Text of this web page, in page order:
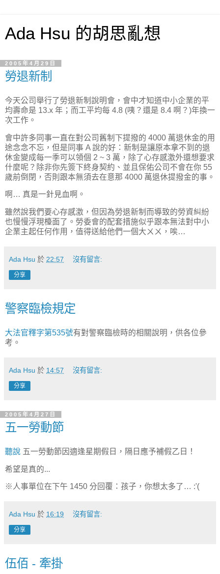
Ada Hsu 的胡思亂想
2005年4月29日
勞退新制
今天公司舉行了勞退新制說明會，會中才知道中小企業的平
均壽命是 13.x 年；而工平均每 4.8 (咦？還是 8.4 啊？)年換一
次工作。
會中許多同事一直在對公司舊制下提撥的 4000 萬退休金的用
途念念不忘，但是同事 A 說的好：新制是讓原本拿不到的退
休金變成每一季可以領個 2 ~ 3 萬，除了心存感激外還想要求
什麼呢？除非你先簽下終身契約、並且保佑公司不會在你 55
歲前倒閉，否則跟本無須去在意那 4000 萬退休提撥金的事。
啊… 真是一針見血啊。
雖然說我們要心存感激，但因為勞退新制而導致的勞資糾紛
也慢慢浮現檯面了。勞委會的配套措施似乎跟本無法對中小
企業主起任何作用，值得送給他們一個大ㄨㄨ，唉…
Ada Hsu 於 22:57 沒有留言:
分享
警察臨檢規定
大法官釋字第535號有對警察臨檢時的相關說明，供各位參
考。
Ada Hsu 於 14:57 沒有留言:
分享
2005年4月27日
五一勞動節
聽說 五一勞動節因適逢星期假日，隔日應予補假乙日！
希望是真的...
※人事單位在下午 1450 分回覆：孩子，你想太多了… :'(
Ada Hsu 於 16:19 沒有留言:
分享
伍佰 - 牽掛